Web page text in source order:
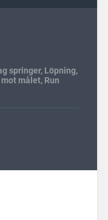
springer, Löpning,
mot målet, Run